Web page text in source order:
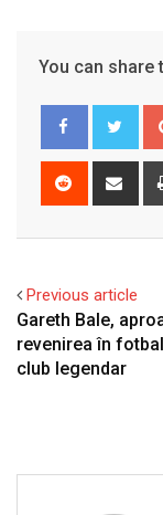
You can share
Reddit
Previous article
Gareth Bale,
revenirea în
club legendar